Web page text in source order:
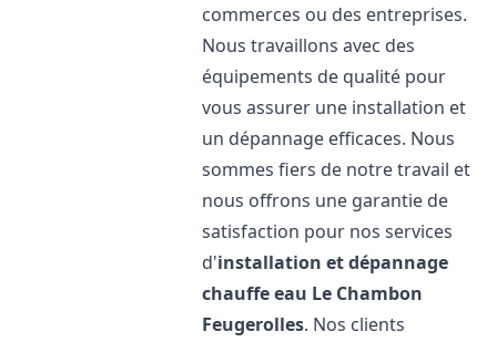
commerces ou des entreprises.
Nous travaillons avec des
équipements de qualité pour
vous assurer une installation et
un dépannage efficaces. Nous
sommes fiers de notre travail et
nous offrons une garantie de
satisfaction pour nos services
d'installation et dépannage
chauffe eau Le Chambon
Feugerolles. Nos clients